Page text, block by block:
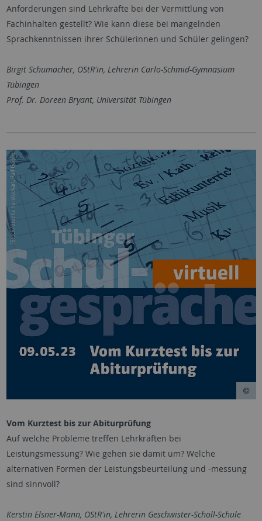
Anforderungen sind Lehrkräfte bei der Vermittlung von
Fachinhalten gestellt? Wie kann diese bei mangelnden
Sprachkenntnissen ihrer Schülerinnen und Schüler gelingen?
Birgit Schumacher, OStR'in, Lehrerin Carlo-Schmid-Gymnasium
Tübingen
Prof. Dr. Doreen Bryant, Universität Tübingen
Vom Kurztest bis zur Abiturprüfung
Auf welche Probleme treffen Lehrkräften bei
Leistungsmessung? Wie gehen sie damit um? Welche
alternativen Formen der Leistungsbeurteilung und -messung
sind sinnvoll?
Kerstin Elsner-Mann, OStR'in, Lehrerin Geschwister-Scholl-Schule